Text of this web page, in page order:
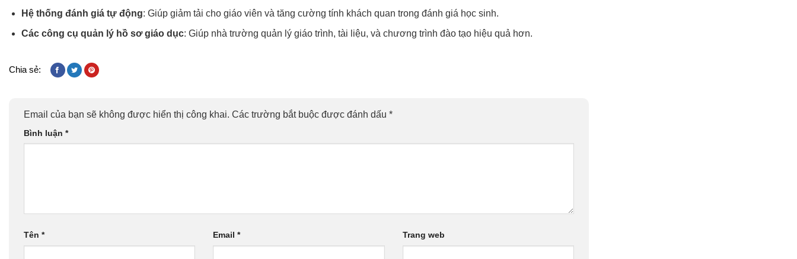
Hệ thống đánh giá tự động: Giúp giảm tải cho giáo viên và tăng cường tính khách quan trong đánh giá học sinh.
Các công cụ quản lý hồ sơ giáo dục: Giúp nhà trường quản lý giáo trình, tài liệu, và chương trình đào tạo hiệu quả hơn.
Chia sẻ:
Email của bạn sẽ không được hiển thị công khai. Các trường bắt buộc được đánh dấu *
Bình luận *
Tên * Email* Trang web